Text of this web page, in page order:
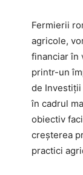
Fermierii
agricole,
financiar în
printr-un
de Investiții
în cadrul
obiectiv
creșterea
practici